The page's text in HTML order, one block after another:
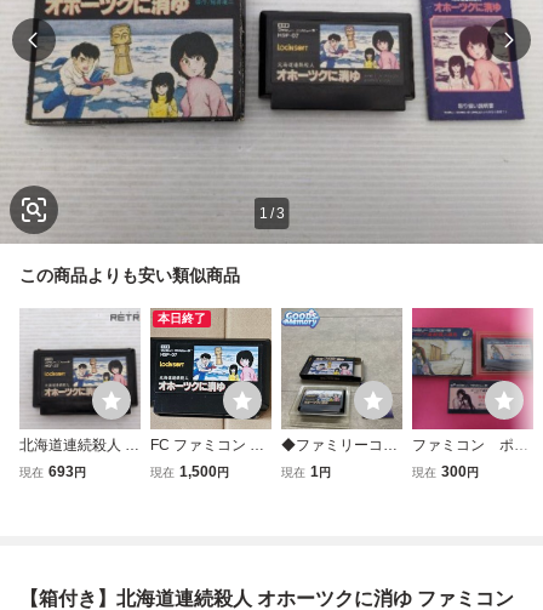
1 /3
この商品よりも安い類似商品
北海道連続殺人 オ
ホーツクに消ゆ フ
現在 693円
本日終了
FC ファミコン オ
ホーツクに消ゆ 北
現在 1,500円
◆ファミリーコン
ピューター/ファミ
現在 1円
ファミコン ポー
トピア連続殺人事
現在 300円
【箱付き】北海道連続殺人 オホーツクに消ゆ ファミコン